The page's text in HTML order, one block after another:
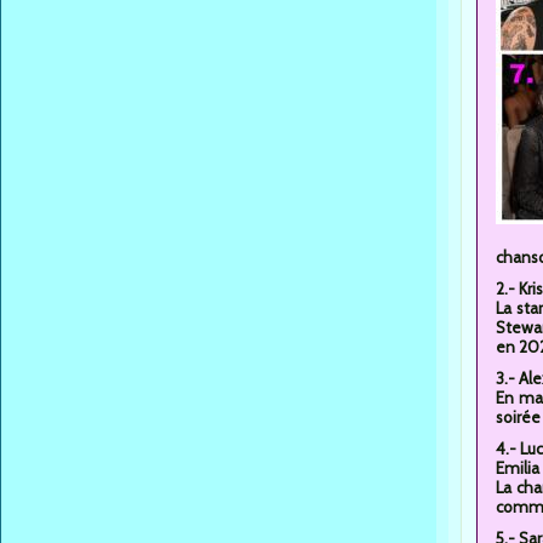
2.-
La
en
3.-
En
soirée
4.-
La
5.-